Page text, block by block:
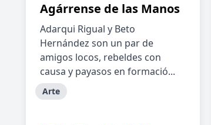
Agárrense de las Manos
Adarqui Rigual y Beto
Hernández son un par de
amigos locos, rebeldes con
causa y payasos en formació...
Arte